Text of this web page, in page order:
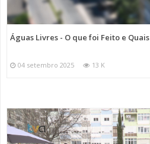
Águas Livres - O que foi Feito e Quais
04 setembro 2025 13 K